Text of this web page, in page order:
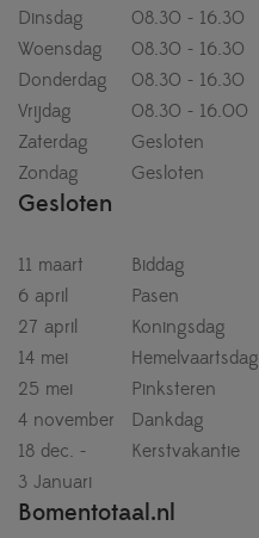
Dinsdag
08.30 - 16.30
Woensdag
08.30 - 16.30
Donderdag
08.30 - 16.30
Vrijdag
08.30 - 16.00
Zaterdag
Gesloten
Zondag
Gesloten
Gesloten
11 maart
Biddag
6 april
Pasen
27 april
Koningsdag
14 mei
Hemelvaartsdag
25 mei
Pinksteren
4 november
Dankdag
18 dec. -
Kerstvakantie
3 Januari
Bomentotaal.nl